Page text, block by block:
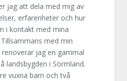
jag att dela med mig av
erfarenheter och hur
i kontakt med mina
Tillsammans med min
renoverar jag en gammal
landsbygden i Sörmland.
vuxna barn och två